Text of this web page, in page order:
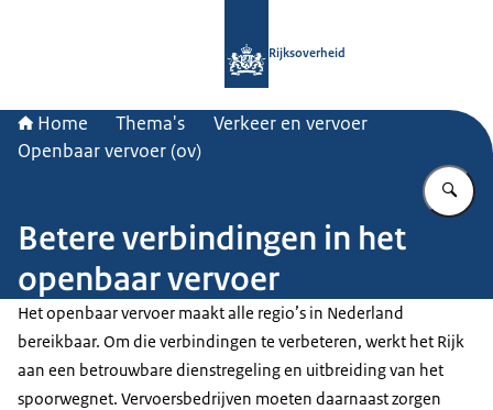
Rijksoverheid
Home Thema's
Verkeer en vervoer
Openbaar vervoer (ov)
Betere verbindingen in het
openbaar vervoer
Het openbaar vervoer maakt alle regio’s in Nederland
bereikbaar. Om die verbindingen te verbeteren, werkt het Rijk
aan een betrouwbare dienstregeling en uitbreiding van het
spoorwegnet. Vervoersbedrijven moeten daarnaast zorgen